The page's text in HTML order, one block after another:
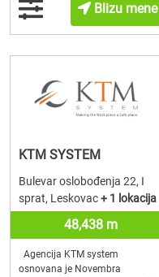
Blizu mene
KTM SYSTEM
Bulevar oslobođenja 22, I
sprat, Leskovac+ 1 lokacija
48,438 m
Agencija KTM system
osnovana je Novembra